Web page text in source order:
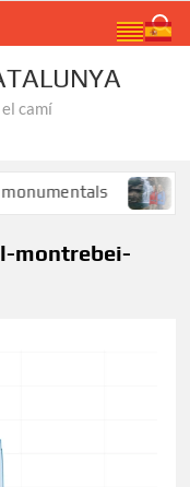
camí
Ruta
montrebei-